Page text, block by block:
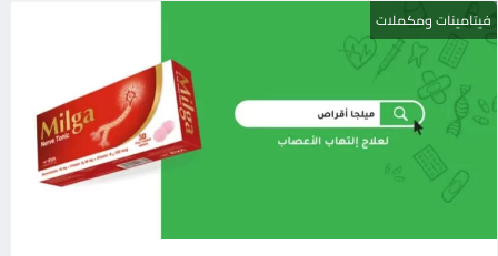
فيتامينات ومكملات